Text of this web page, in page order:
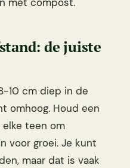
de juiste
10 cm diep in de
omhoog. Houd een
teen om
voor groei. Je kunt
maar dat is vaak